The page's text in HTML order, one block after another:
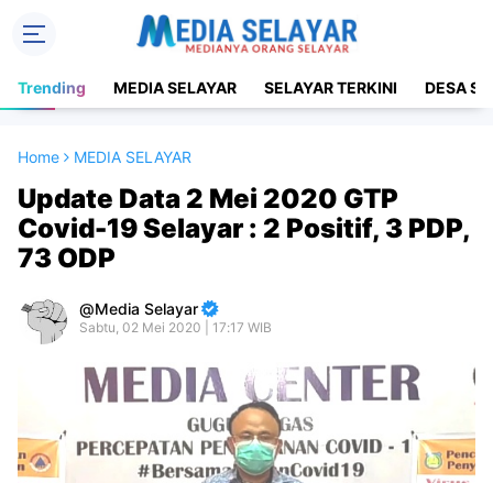
Trending MEDIA SELAYAR SELAYAR TERKINI DESA
Home MEDIA SELAYAR
Update Data 2 Mei 2020 GTP
Covid-19 Selayar : 2 Positif, 3 PDP,
73 ODP
Media Selayar
Sabtu, 02 Mei 2020 | 17:17 WIB